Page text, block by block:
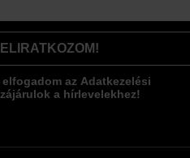
az Adatkezelési
a hírlevelekhez!